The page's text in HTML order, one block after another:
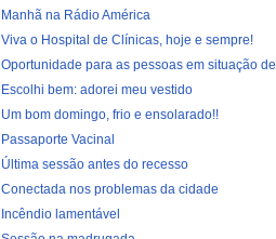
Manhã na Rádio América
Viva o Hospital de Clínicas, hoje e sempre!
Oportunidade para as pessoas em situação
Escolhi bem: adorei meu vestido
Um bom domingo, frio e ensolarado!!
Passaporte Vacinal
Última sessão antes do recesso
Conectada nos problemas da cidade
Incêndio lamentável